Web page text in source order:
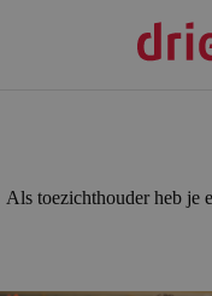
Als toezichthouder heb je